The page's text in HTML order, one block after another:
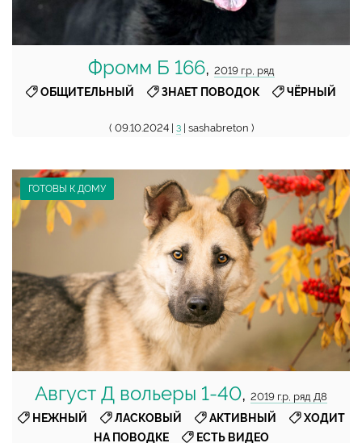
Фромм Б 166, 2019 г.р, ряд
ОБЩИТЕЛЬНЫЙ
ЗНАЕТ ПОВОДОК ЧЁРНЫЙ
( 09.10.2024 | 3| sashabreton )
ГОТОВЫ К ДОМУ
Август Д вольеры 1-40, 2019 г.р, ряд Д8
НЕЖНЫЙ
ЛАСКОВЫЙ АКТИВНЫЙ
ХОДИТ
НА ПОВОДКЕ, ЕСТЬ ВИДЕО